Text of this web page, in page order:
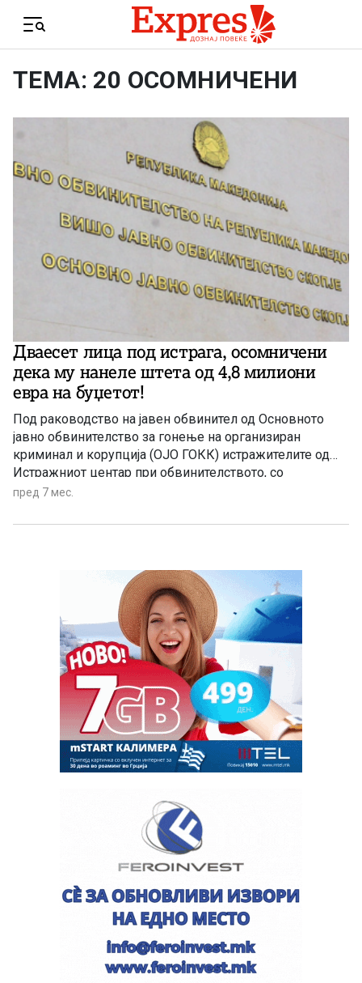
Menu
ТЕМА: 20 ОСОМНИЧЕНИ
Дваесет лица под истрага, осомничени
дека му нанеле штета од 4,8 милиони
евра на буџетот!
Под раководство на јавен обвинител од Основното
јавно обвинителство за гонење на организиран
криминал и корупција (ОЈО ГОКК) истражителите од
Истражниот центар при обвинителството, со
асистенција на МВР, вчера до доцните вечерни часови
претресите се пронајдени и времено одземени
пред 7 мес.